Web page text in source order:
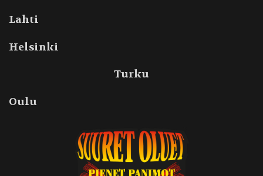
Lahti
Helsinki
Turku
Oulu